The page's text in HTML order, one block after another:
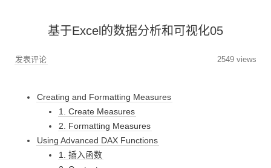
基于Excel的数据分析和可视化05
发表评论 2549 views
Creating and Formatting Measures
1. Create Measures
2. Formatting Measures
Using Advanced DAX Functions
1. 插入函数